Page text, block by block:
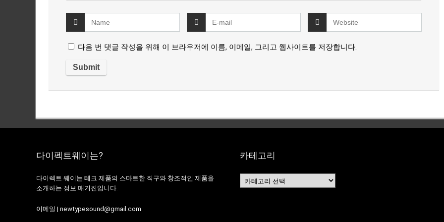
다음 번 댓글 작성을 위해 이 브라우저에 이름, 이메일, 그리고 웹사이트를 저장합니다.
다이펙트웨이는?
다이렉트 웨이는 테크 제품의 스마트한 직구와 창조적인 제품을
소개하는 정보 매거진입니다.
이메일 | newtypesound@gmail.com
카테고리
카
테